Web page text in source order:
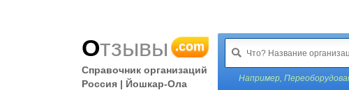
Отзывы .com
Справочник организаций
Россия | Йошкар-Ола
Например,